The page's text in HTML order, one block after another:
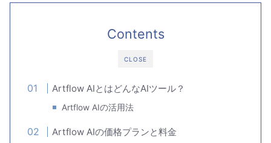
CLOSE
Contents
Artflow AIとはどんなAIツール？
Artflow AIの活用法
Artflow AIの価格プランと料金